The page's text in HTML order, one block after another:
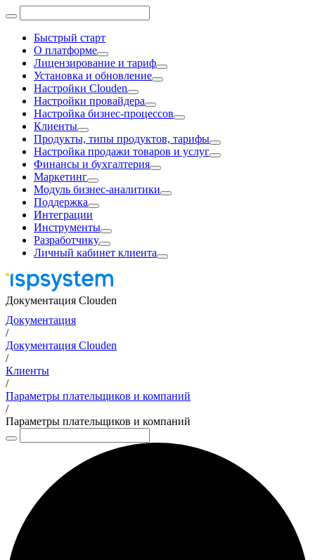
Быстрый старт
О платформе
Лицензирование и тариф
Установка и обновление
Настройки Clouden
Настройки провайдера
Настройка бизнес-процессов
Клиенты
Продукты, типы продуктов, тарифы
Настройка продажи товаров и услуг
Финансы и бухгалтерия
Маркетинг
Модуль бизнес-аналитики
Поддержка
Интеграции
Инструменты
Разработчику
Личный кабинет клиента
Документация Clouden
Документация
/
Документация Clouden
/
Клиенты
/
Параметры плательщиков и компаний
/
Параметры плательщиков и компаний